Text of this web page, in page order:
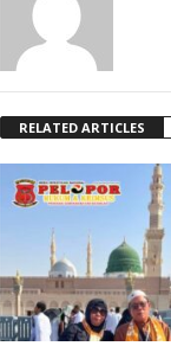
RELATED ARTICLES